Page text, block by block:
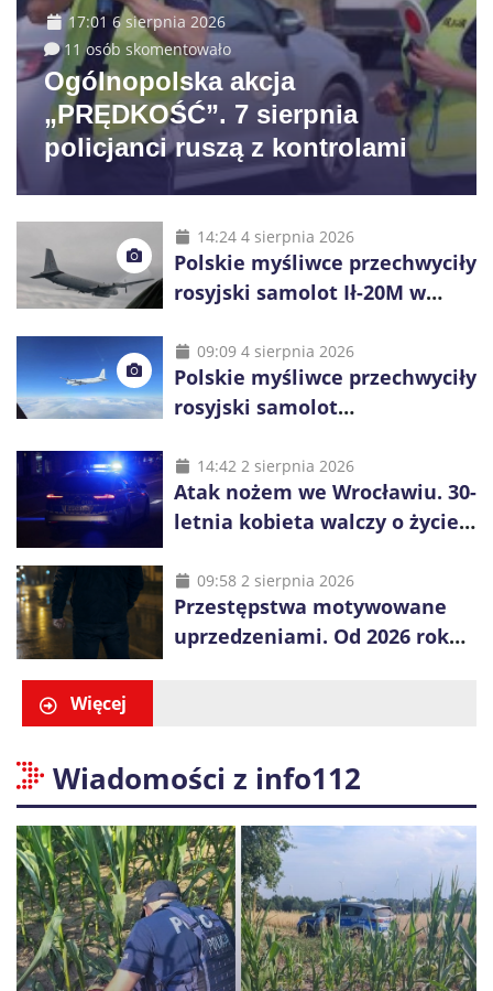
17:01 6 sierpnia 2026
11 osób skomentowało
Ogólnopolska akcja
„PRĘDKOŚĆ”. 7 sierpnia
policjanci ruszą z kontrolami
14:24 4 sierpnia 2026
Polskie myśliwce przechwyciły
rosyjski samolot Ił-20M w
09:09 4 sierpnia 2026
Polskie myśliwce przechwyciły
rosyjski samolot
14:42 2 sierpnia 2026
Atak nożem we Wrocławiu. 30-
letnia kobieta walczy o życie,
obywatela Ukrainy
09:58 2 sierpnia 2026
Przestępstwa motywowane
uprzedzeniami. Od 2026 roku
Więcej
Wiadomości z info112